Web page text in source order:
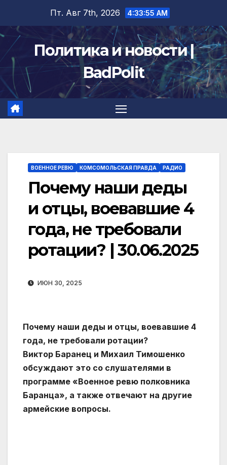
содержимому
Пт. Авг 7th, 2026 4:33:56 AM
Политика и новости |
BadPolit
ВОЕННОЕ РЕВЮ КОМСОМОЛЬСКАЯ ПРАВДА РАДИО
Почему наши деды
и отцы, воевавшие 4
года, не требовали
ротации? | 30.06.2025
ИЮН 30, 2025
Почему наши деды и отцы, воевавшие 4
года, не требовали ротации?
Виктор Баранец и Михаил Тимошенко
обсуждают это со слушателями в
программе «Военное ревю полковника
Баранца», а также отвечают на другие
армейские вопросы.